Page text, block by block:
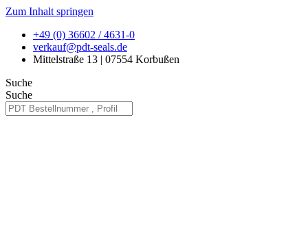
Zum Inhalt springen
+49 (0) 36602 / 4631-0
verkauf@pdt-seals.de
Mittelstraße 13 | 07554 Korbußen
Suche
Suche